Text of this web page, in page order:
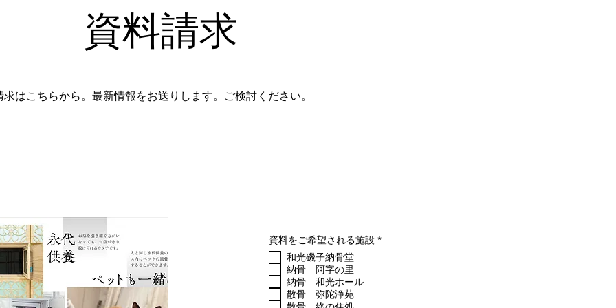
資料請求
求はこちらから。最新情報をお送りします。ご検討ください。
資料をご希望される施設 *必
和光磯子納骨堂
納骨 阿字の里
納骨 和光ホール
散骨 弥陀浄苑